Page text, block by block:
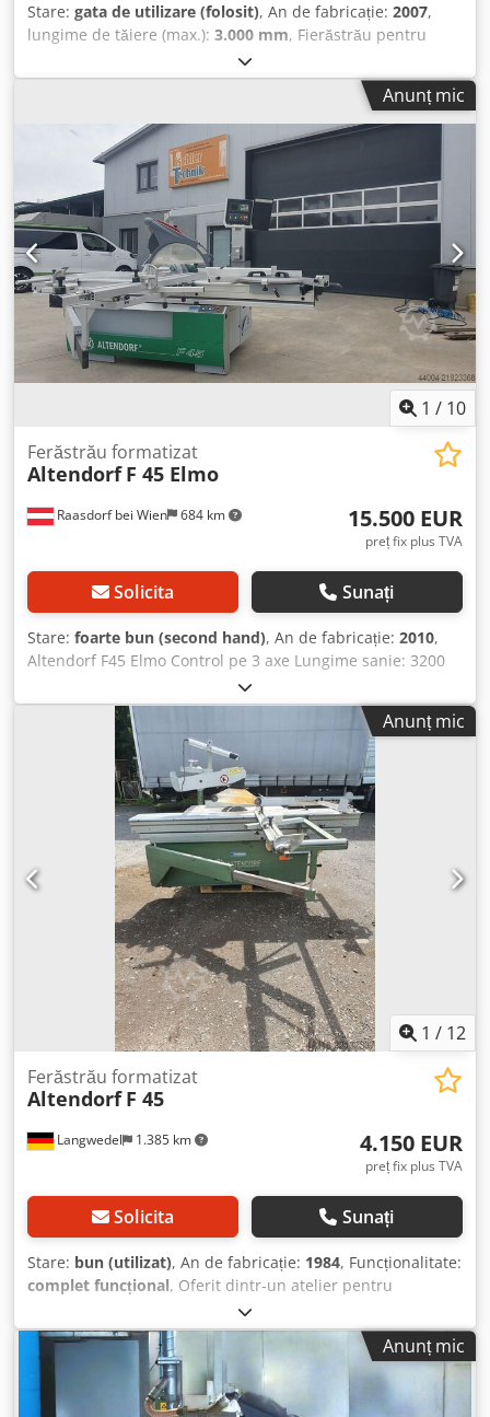
Stare: gata de utilizare (folosit), An de fabricație: 2007,
lungime de tăiere (max.): 3.000 mm, Fierăstrău pentru
panouri, an fabricație 2007. Acest model Altendorf F 45
dispune de o lungime de tăiere de 3000 mm, o lamă
principală cu o putere de 5,5 kW și un diametru maxim al
discului principal de 500 mm. Dacă sunteți în căutarea
unor performanțe de tăiere de înaltă calitate, vă
recomandăm să luați în considerare fierăstrăul pentru
panouri Altendorf F 45 oferit de noi. Contactați-ne pentru
mai multe detalii. • Putere motor principal: 5,5 kW •
Diametru disc principal: max. 500 mm • Putere motor
pânză incizor: 0,75 kW • Lungime de tăiere: 3000 mm
Dkjdpfx Afezc I Sfjhjr
Anunț mic
1 / 10
Raasdorf bei Wien 684 km
Ferăstrău formatizat
Altendorf F 45 Elmo
15.500 EUR
preț fix plus TVA
Solicita Sunați
Stare: foarte bun (second hand), An de fabricație: 2010,
Altendorf F45 Elmo Control pe 3 axe Lungime sanie: 3200
mm Lățime de tăiere la ghidaj paralel: 1300 mm Incizor:
pregătit Reglare înălțime pânză: electrică / control poziție
Reglare înclinare pânză: electrică / control poziție Ghidaj
paralel: electric / control poziție Reglare opritor
transversal: manuală Afișare unghi pânză: afișaj digital
Afișare înălțime tăiere: afișaj digital Rigla transversală cu
funcție de tăiere la unghi: da Diametru pânză: 450 mm
Număr de viteze: 4 Dodpjy Sbvkefx Afhokr Putere motor:
5,5 kW Racorduri exhaustare: 80 și 120 mm Opritor
unghiular duplex An fabricație: 2010 Preț: 15.500.-
Anunț mic
1 / 12
Langwedel 1.385 km
Ferăstrău formatizat
Altendorf F 45
4.150 EUR
preț fix plus TVA
Solicita Sunați
Stare: bun (utilizat), An de fabricație: 1984, Funcționalitate:
complet funcțional, Oferit dintr-un atelier pentru
persoane cu dizabilități: o ferăstrău circular format
complet funcțional. Altendorf F45 înclinabil până la 45°
prin roată manuală An fabricație: 1984 cu incizor (fără
lamă de tăiere inclusă) diametru maxim disc: 400 mm disc
montat: 350 mm Dkedpfxjzdqxvs Afhjr înălțime maximă de
Anunț mic